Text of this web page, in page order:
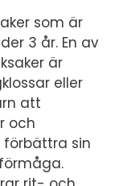
som är
3 år. En av
är
eller
att
och
förbättra sin